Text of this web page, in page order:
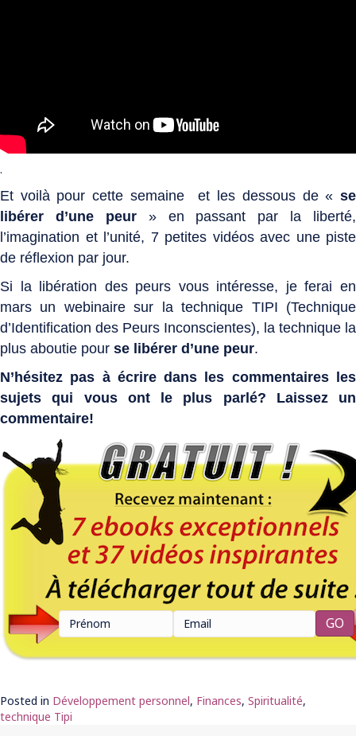
.
Et voilà pour cette semaine et les dessous de « se
libérer d’une peur » en passant par la liberté,
l’imagination et l’unité, 7 petites vidéos avec une piste
de réflexion par jour.
Si la libération des peurs vous intéresse, je ferai en
mars un webinaire sur la technique TIPI (Technique
d’Identification des Peurs Inconscientes), la technique la
plus aboutie pour se libérer d’une peur.
N’hésitez pas à écrire dans les commentaires les
sujets qui vous ont le plus parlé? Laissez un
commentaire!
Posted in Développement personnel, Finances, Spiritualité,
technique Tipi